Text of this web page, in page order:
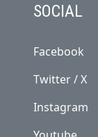
SOCIAL
Facebook
Twitter / X
Instagram